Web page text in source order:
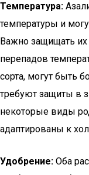
Температура:
температуры и
Важно защищать их
перепадов
сорта, могут быть
требуют защиты в
некоторые виды
адаптированы к
Удобрение: Оба